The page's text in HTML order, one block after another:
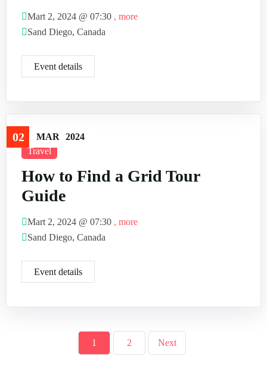
Mart 2, 2024 @ 07:30 , more
Sand Diego, Canada
Event details
02 MAR
2024
Travel
How to Find a Grid Tour
Guide
Mart 2, 2024 @ 07:30 , more
Sand Diego, Canada
Event details
1 2 Next